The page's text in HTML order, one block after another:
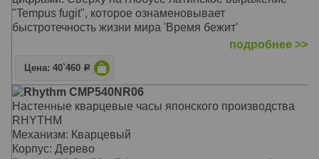
"Tempus fugit", которое ознаменовывает
быстротечность жизни мира 'Время бежит'
Механизм: Кварцевый бесшумный (Япония)
Корпус: Дерево
час, 16 классических и 3 рождественских мелодий
Размер: 93 х 36,2 х 13,6 см
подробнее >>
Цена: 40`460 Р
Rhythm CMP540NR06
Настенные кварцевые часы японского производства
RHYTHM
Механизм: Кварцевый
Корпус: Дерево